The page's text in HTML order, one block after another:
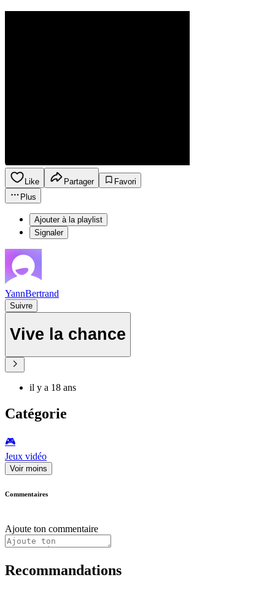
Like Partager
Favori
Plus
Ajouter à la playlist
Signaler
YannBertrand
Suivre
Vive la chance
il y a 18 ans
Catégorie
🎮️
Jeux vidéo
Voir moins
Commentaires
Ajoute ton commentaire
Recommandations